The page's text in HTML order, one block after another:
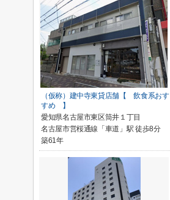
（仮称）建中寺東貸店舗【 飲食系おす
すめ 】
愛知県名古屋市東区筒井１丁目
名古屋市営桜通線「車道」駅 徒歩8分
築61年